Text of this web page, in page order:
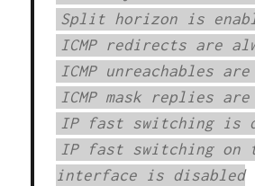
Split horizon is
ICMP redirects are
ICMP unreachables
ICMP mask replies
IP fast switching is
IP fast switching on
interface is disabled